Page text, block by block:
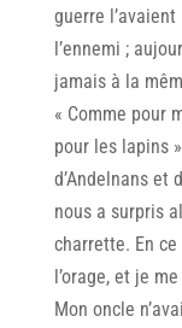
guerre
l’ennemi ;
jamais à la
« Comme pour
pour les lapins
d’Andelnans et
nous a surpris
charrette. En
l’orage, et je
Mon oncle